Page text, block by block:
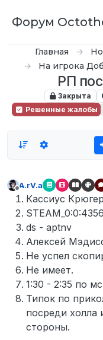
Форум
Главная
На игрока
РП
Закрыта
Решенные жалобы
Не в сети
A.rV.a
Кассиус
ds - aptnv
Алексей
Не успел
Не имеет.
1:30 - 2:35 по
Типок по
посреди холла
стороны.